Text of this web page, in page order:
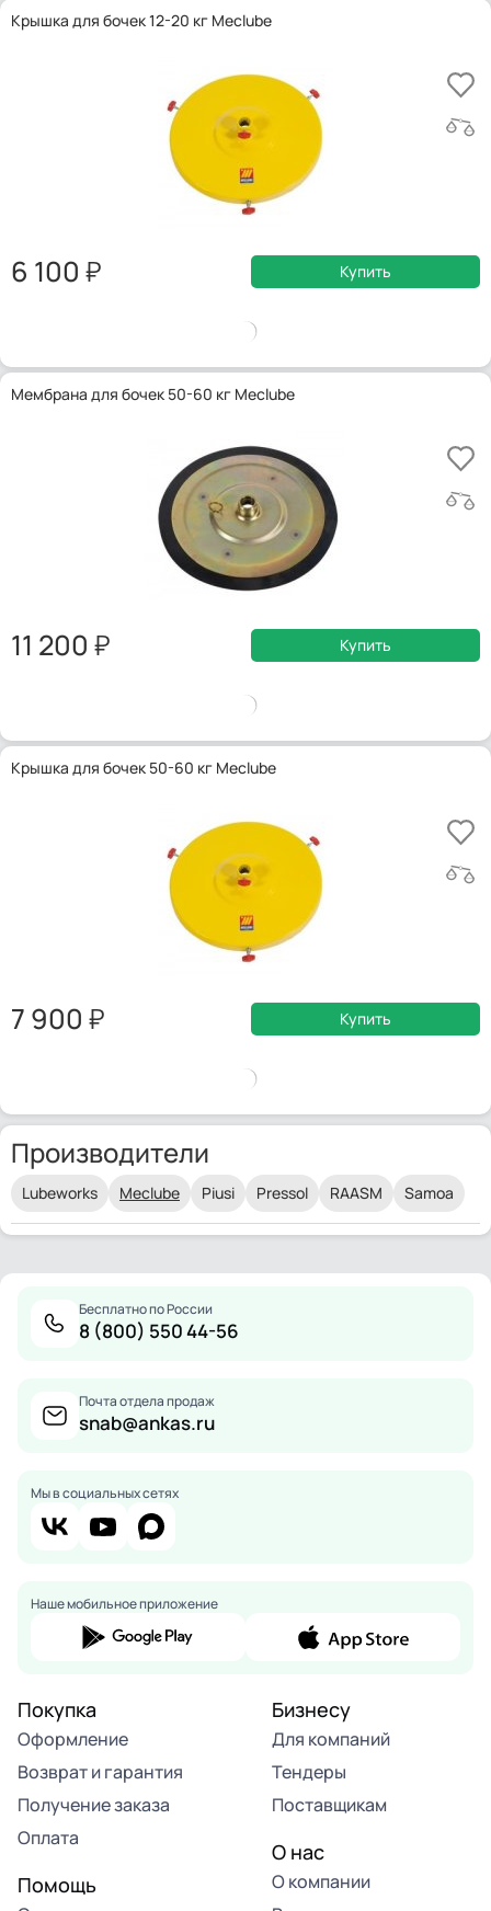
Крышка для бочек 12-20 кг Meclube
6 100 Купить
Мембрана для бочек 50-60 кг Meclube
11 200 Купить
Крышка для бочек 50-60 кг Meclube
7 900 Купить
Производители
Lubeworks Meclube Piusi Pressol RAASM Samoa
Бесплатно по России
8 (800) 550 44-56
Почта отдела продаж
snab@ankas.ru
Мы в социальных сетях
Наше мобильное приложение
Покупка
Оформление
Возврат и гарантия
Получение заказа
Оплата
Помощь
Бизнесу
Для компаний
Тендеры
Поставщикам
О нас
О компании